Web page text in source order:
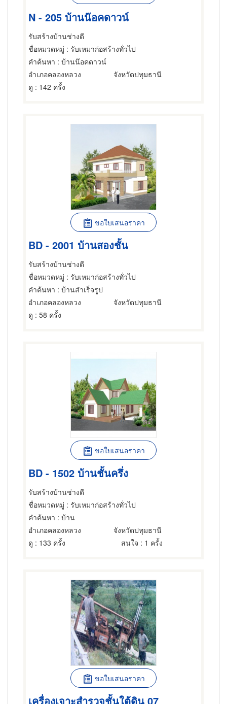
N - 205 บ้านน๊อคดาวน์
รับสร้างบ้านช่างดี
ชื่อหมวดหมู่ : รับเหมาก่อสร้างทั่วไป
คำค้นหา : บ้านน๊อคดาวน์
อำเภอคลองหลวง
จังหวัดปทุมธานี
ดู : 142 ครั้ง
ขอใบเสนอราคา
BD - 2001 บ้านสองชั้น
รับสร้างบ้านช่างดี
ชื่อหมวดหมู่ : รับเหมาก่อสร้างทั่วไป
คำค้นหา : บ้านสำเร็จรูป
อำเภอคลองหลวง
จังหวัดปทุมธานี
ดู : 58 ครั้ง
ขอใบเสนอราคา
BD - 1502 บ้านชั้นครึ่ง
รับสร้างบ้านช่างดี
ชื่อหมวดหมู่ : รับเหมาก่อสร้างทั่วไป
คำค้นหา : บ้าน
อำเภอคลองหลวง
จังหวัดปทุมธานี
ดู : 133 ครั้ง สนใจ : 1 ครั้ง
ขอใบเสนอราคา
เครื่องเจาะสำรวจชั้นใต้ดิน 07